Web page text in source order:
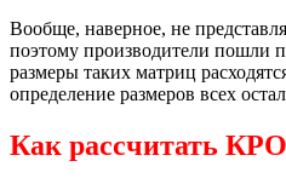
Вообще, наверное, не
поэтому производители пошли
размеры таких матриц
определение размеров всех
Как рассчитать